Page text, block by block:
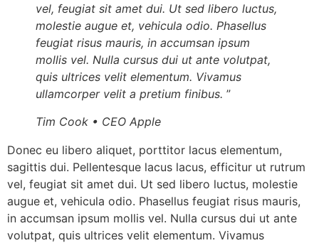
vel, feugiat sit amet dui. Ut sed libero luctus,
molestie augue et, vehicula odio. Phasellus
feugiat risus mauris, in accumsan ipsum
mollis vel. Nulla cursus dui ut ante volutpat,
quis ultrices velit elementum. Vivamus
ullamcorper velit a pretium finibus. ”
Tim Cook • CEO Apple
Donec eu libero aliquet, porttitor lacus elementum,
sagittis dui. Pellentesque lacus lacus, efficitur ut rutrum
vel, feugiat sit amet dui. Ut sed libero luctus, molestie
augue et, vehicula odio. Phasellus feugiat risus mauris,
in accumsan ipsum mollis vel. Nulla cursus dui ut ante
volutpat, quis ultrices velit elementum. Vivamus